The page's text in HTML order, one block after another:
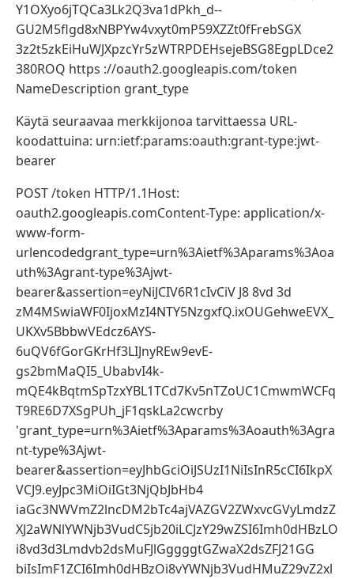
Y1OXyo6jTQCa3Lk2Q3va1dPkh_d--
GU2M5flgd8xNBPYw4vxyt0mP59XZZt0fFrebSGX
3z2t5zkEiHuWJXpzcYr5zWTRPDEHsejeBSG8EgpLDce2
380ROQ https ://oauth2.googleapis.com/token
NameDescription grant_type
Käytä seuraavaa merkkijonoa tarvittaessa URL-
koodattuina: urn:ietf:params:oauth:grant-type:jwt-
bearer
POST /token HTTP/1.1Host:
oauth2.googleapis.comContent-Type: application/x-
www-form-
urlencodedgrant_type=urn%3Aietf%3Aparams%3Aoa
uth%3Agrant-type%3Ajwt-
bearer&assertion=eyNiJCIV6R1cIvCiV J8 8vd 3d
zM4MSwiaWF0IjoxMzI4NTY5NzgxfQ.ixOUGehweEVX_
UKXv5BbbwVEdcz6AYS-
6uQV6fGorGKrHf3LIJnyREw9evE-
gs2bmMaQI5_UbabvI4k-
mQE4kBqtmSpTzxYBL1TCd7Kv5nTZoUC1CmwmWCFq
T9RE6D7XSgPUh_jF1qskLa2cwcrby
'grant_type=urn%3Aietf%3Aparams%3Aoauth%3Agra
nt-type%3Ajwt-
bearer&assertion=eyJhbGciOiJSUzI1NiIsInR5cCI6IkpX
VCJ9.eyJpc3MiOiIGt3NjQbJbHb4
iaGc3NWVmZ2lncDM2bTc4ajVAZGV2ZWxvcGVyLmdzZ
XJ2aWNlYWNjb3VudC5jb20iLCJzY29wZSI6Imh0dHBzLO
i8vd3d3Lmdvb2dsMuFJlGggggtGZwaX2dsZFJ21GG
biIsImF1ZCI6Imh0dHBzOi8vYWNjb3VudHMuZ29vZ2xl